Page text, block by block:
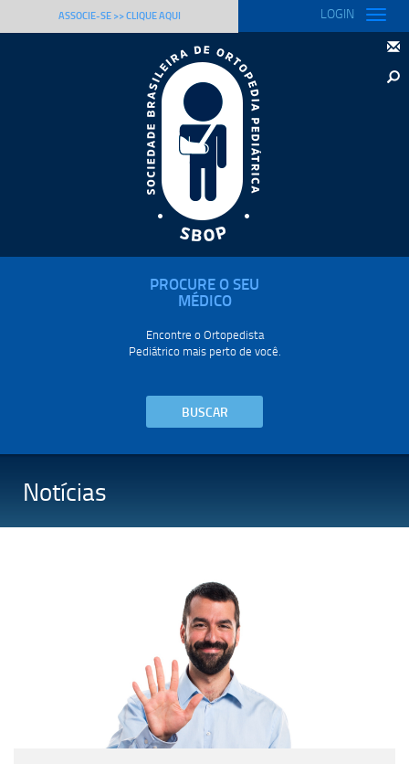
ASSOCIE-SE >> CLIQUE AQUI LOGIN
Toggle
PROCURE O SEU
MÉDICO
Encontre o Ortopedista
Pediátrico mais perto de você.
BUSCAR
Notícias